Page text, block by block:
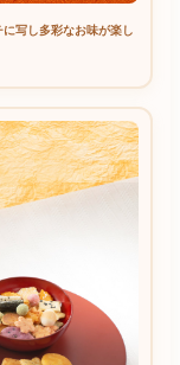
写し多彩なお味が楽し